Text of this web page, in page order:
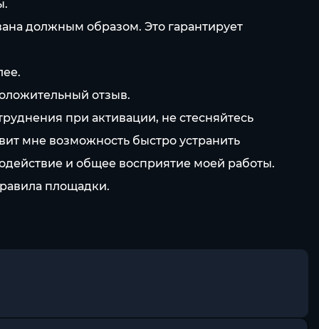
должным образом. Это гарантирует
отзыв.
при активации, не стесняйтесь
мне возможность быстро устранить
и общее восприятие моей работы.
площадки.